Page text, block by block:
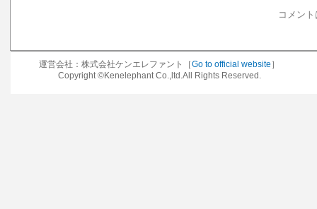
コメン
運営会社：株式会社ケンエレファント［Go to official website ］
Copyright ©Kenelephant Co.,ltd.All Rights Reserved.